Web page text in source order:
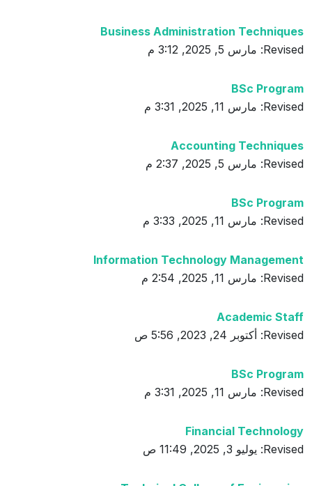
Business Administration Techniques
Revised: مارس 5, 2025, 3:12 م
BSc Program
Revised: مارس 11, 2025, 3:31 م
Accounting Techniques
Revised: مارس 5, 2025, 2:37 م
BSc Program
Revised: مارس 11, 2025, 3:33 م
Information Technology Management
Revised: مارس 11, 2025, 2:54 م
Academic Staff
Revised: أكتوبر 24, 2023, 5:56 ص
BSc Program
Revised: مارس 11, 2025, 3:31 م
Financial Technology
Revised: يوليو 3, 2025, 11:49 ص